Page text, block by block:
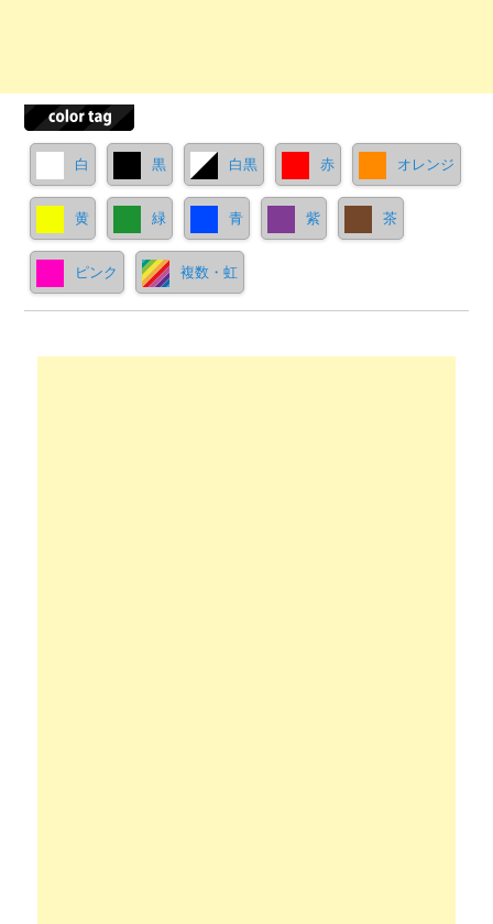
白 黒 白黒 赤 オレンジ
黄 緑 青 紫 茶
ピンク 複数・虹